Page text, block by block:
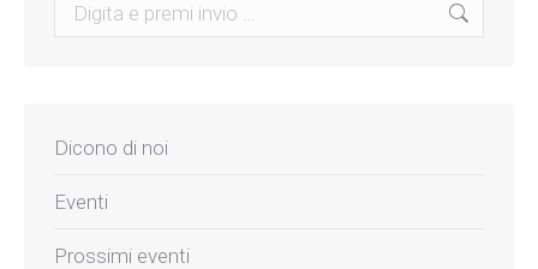
Dicono di noi
Eventi
Prossimi eventi